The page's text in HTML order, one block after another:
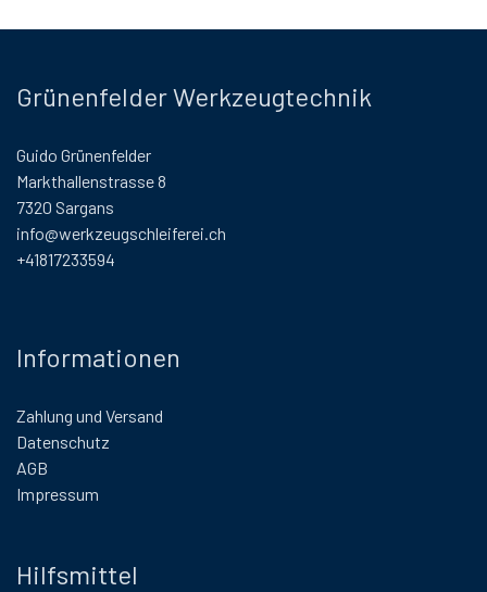
Grünenfelder Werkzeugtechnik
Guido Grünenfelder
Markthallenstrasse 8
7320 Sargans
info@werkzeugschleiferei.ch
+41817233594
Informationen
Zahlung und Versand
Datenschutz
AGB
Impressum
Hilfsmittel